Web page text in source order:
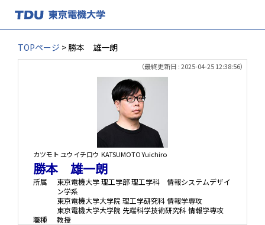
TOPページ > 勝本 雄一朗
（最終更新日 : 2025-04-25 12:38:56）
カツモト ユウイチロウ KATSUMOTO Yuichiro
勝本 雄一朗
所属
東京電機大学 理工学部 理工学科 情報システムデザイ
ン学系
東京電機大学大学院 理工学研究科 情報学専攻
東京電機大学大学院 先端科学技術研究科 情報学専攻
職種
教授